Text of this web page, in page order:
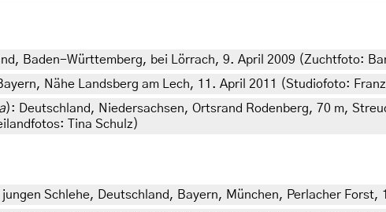
Baden-Württemberg, bei Lörrach, 9. April 2009 (Zuchtfoto:
Nähe Landsberg am Lech, 11. April 2011 (Studiofoto:
): Deutschland, Niedersachsen, Ortsrand Rodenberg, 70 m,
Tina Schulz)
Schlehe, Deutschland, Bayern, München, Perlacher Forst,